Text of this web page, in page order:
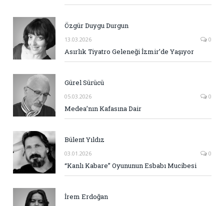
Özgür Duygu Durgun
13.03.2026 0
Asırlık Tiyatro Geleneği İzmir’de Yaşıyor
Gürel Sürücü
05.03.2026 0
Medea’nın Kafasına Dair
Bülent Yıldız
03.01.2026 0
“Kanlı Kabare” Oyununun Esbabı Mucibesi
İrem Erdoğan